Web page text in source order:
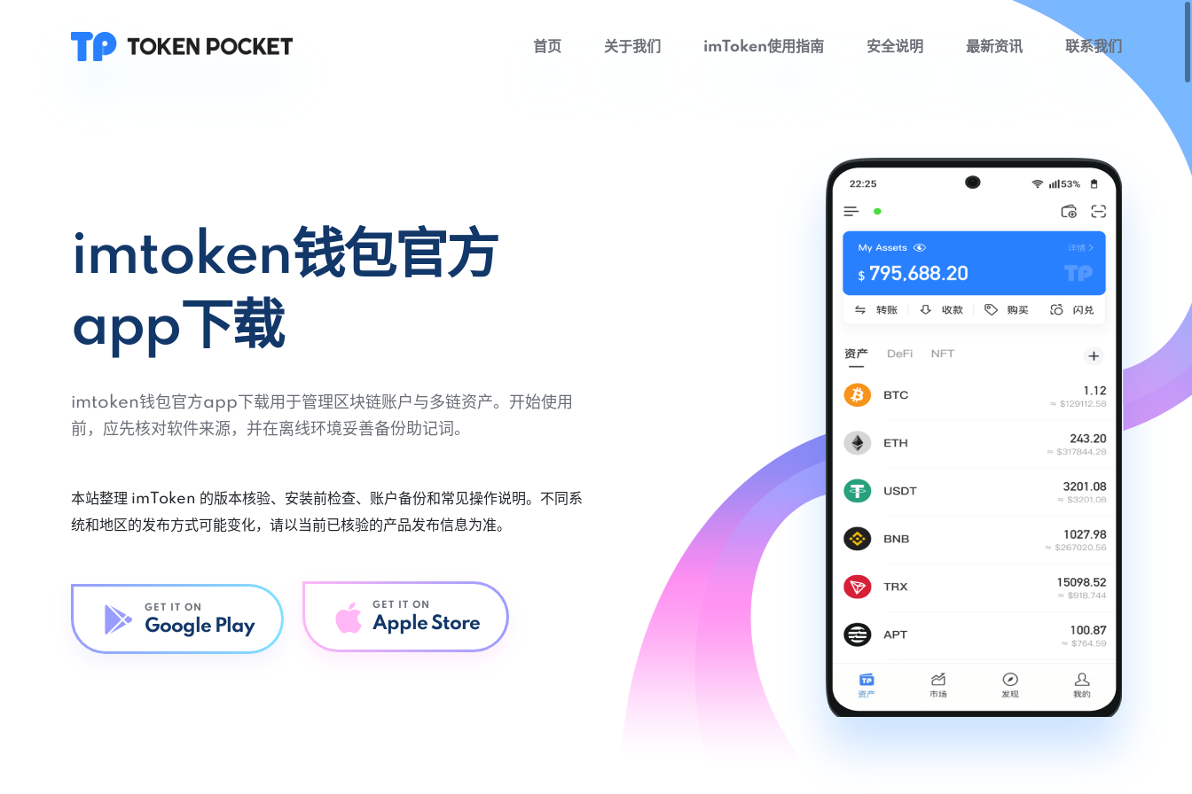
首页 关于我们 imToken使用指南 安全说明 最新资讯 联系我们
imtoken钱包官方
app下载
imtoken钱包官方app下载用于管理区块链账户与多链资产。开始使用
前，应先核对软件来源，并在离线环境妥善备份助记词。
本站整理 imToken 的版本核验、安装前检查、账户备份和常见操作说明。不同系
统和地区的发布方式可能变化，请以当前已核验的产品发布信息为准。
GET IT ON
Google Play
GET IT ON
Apple Store